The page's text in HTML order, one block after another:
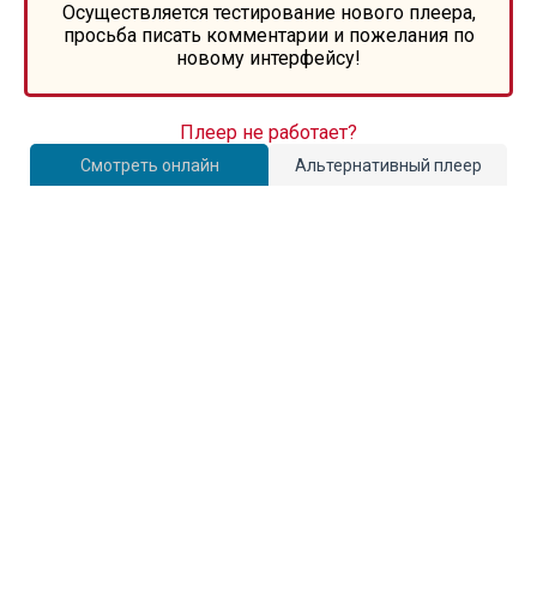
Осуществляется тестирование нового плеера,
просьба писать комментарии и пожелания по
новому интерфейсу!
Смотреть онлайн Альтернативный плеер
Плеер не работает?